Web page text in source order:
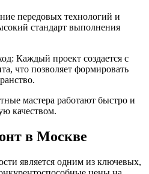
передовых технологий и
стандарт выполнения
Каждый проект создается с
что позволяет формировать
мастера работают быстро и
качеством.
в Москве
является одним из ключевых,